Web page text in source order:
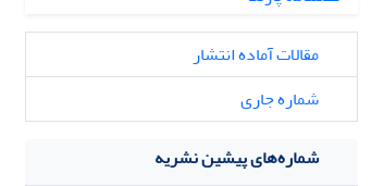
مقالات آماده انتشار
شماره جاری
شماره‌های پیشین نشریه